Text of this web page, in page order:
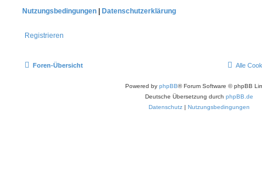
Nutzungsbedingungen
Datenschutzerklärung
Registrieren
Foren-Übersicht Alle
Powered by phpBB® Forum Software © phpBB
Deutsche Übersetzung durch phpBB.de
Datenschutz | Nutzungsbedingungen